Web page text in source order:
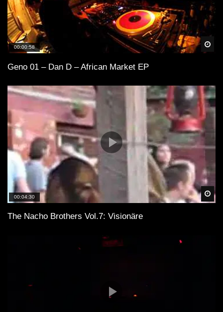
00:00:58
Geno 01 – Dan D – African Market EP
00:04:30
The Nacho Brothers Vol.7: Visionäre